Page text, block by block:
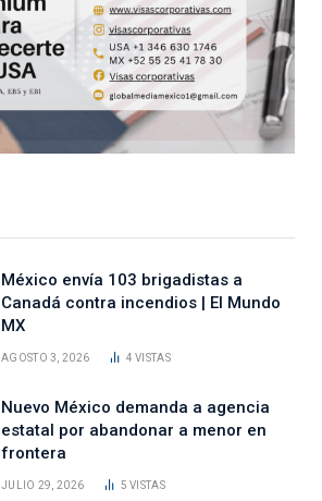
México envía 103 brigadistas a
Canadá contra incendios | El Mundo
MX
AGOSTO 3, 2026 4VISTAS
Nuevo México demanda a agencia
estatal por abandonar a menor en
frontera
JULIO 29, 2026 5VISTAS